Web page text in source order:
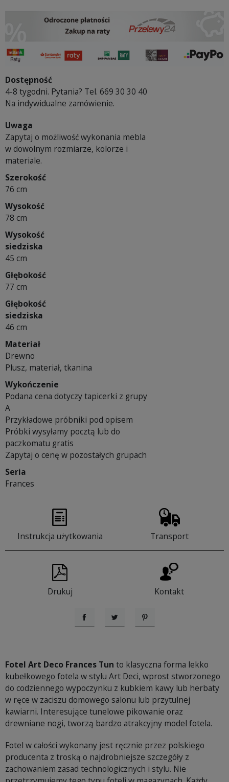
Dostępność
4-8 tygodni. Pytania? Tel. 669 30 30 40
Na indywidualne zamówienie.
Uwaga
Zapytaj o możliwość wykonania mebla
w dowolnym rozmiarze, kolorze i
materiale.
Szerokość
76 cm
Wysokość
78 cm
Wysokość
siedziska
45 cm
Głębokość
77 cm
Głębokość
siedziska
46 cm
Materiał
Drewno
Plusz, materiał, tkanina
Wykończenie
Podana cena dotyczy tapicerki z grupy
A
Przykładowe próbniki pod opisem
Próbki wysyłamy pocztą lub do
paczkomatu gratis
Zapytaj o cenę w pozostałych grupach
Seria
Frances
Instrukcja użytkowania Transport
Drukuj Kontakt
UdostępnijTweetujPinterest
Fotel Art Deco Frances Tun to klasyczna forma lekko
kubełkowego fotela w stylu Art Deci, wprost stworzonego
do codziennego wypoczynku z kubkiem kawy lub herbaty
w ręce w zaciszu domowego salonu lub przytulnej
kawiarni. Interesujące tunelowe pikowanie oraz
drewniane nogi, tworzą bardzo atrakcyjny model fotela.
Fotel w całości wykonany jest ręcznie przez polskiego
producenta z troską o najdrobniejsze szczegóły z
zachowaniem zasad technologicznych i stylu. Nie